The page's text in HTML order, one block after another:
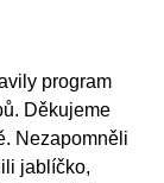
program
Děkujeme
Nezapomněli
jablíčko,